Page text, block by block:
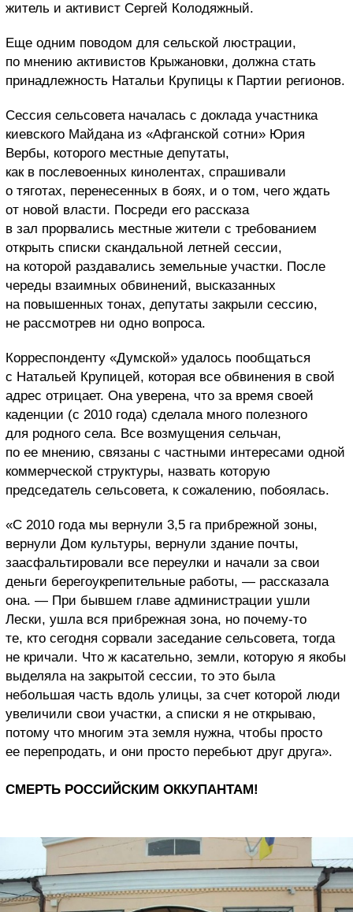
житель и активист Сергей Колодяжный.
Еще одним поводом для сельской люстрации,
по мнению активистов Крыжановки, должна стать
принадлежность Натальи Крупицы к Партии регионов.
Сессия сельсовета началась с доклада участника
киевского Майдана из «Афганской сотни» Юрия
Вербы, которого местные депутаты,
как в послевоенных кинолентах, спрашивали
о тяготах, перенесенных в боях, и о том, чего ждать
от новой власти. Посреди его рассказа
в зал прорвались местные жители с требованием
открыть списки скандальной летней сессии,
на которой раздавались земельные участки. После
череды взаимных обвинений, высказанных
на повышенных тонах, депутаты закрыли сессию,
не рассмотрев ни одно вопроса.
Корреспонденту «Думской» удалось пообщаться
с Натальей Крупицей, которая все обвинения в свой
адрес отрицает. Она уверена, что за время своей
каденции (с 2010 года) сделала много полезного
для родного села. Все возмущения сельчан,
по ее мнению, связаны с частными интересами одной
коммерческой структуры, назвать которую
председатель сельсовета, к сожалению, побоялась.
«С 2010 года мы вернули 3,5 га прибрежной зоны,
вернули Дом культуры, вернули здание почты,
заасфальтировали все переулки и начали за свои
деньги берегоукрепительные работы, — рассказала
она. — При бывшем главе администрации ушли
Лески, ушла вся прибрежная зона, но почему-то
те, кто сегодня сорвали заседание сельсовета, тогда
не кричали. Что ж касательно, земли, которую я якобы
выделяла на закрытой сессии, то это была
небольшая часть вдоль улицы, за счет которой люди
увеличили свои участки, а списки я не открываю,
потому что многим эта земля нужна, чтобы просто
ее перепродать, и они просто перебьют друг друга».
СМЕРТЬ РОССИЙСКИМ ОККУПАНТАМ!